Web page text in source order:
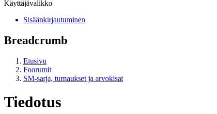
Käyttäjävalikko
Sisäänkirjautuminen
Breadcrumb
Etusivu
Foorumit
SM-sarja, turnaukset ja arvokisat
Tiedotus